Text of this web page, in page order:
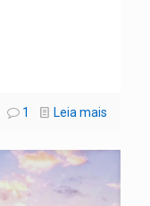
1 Leia mais